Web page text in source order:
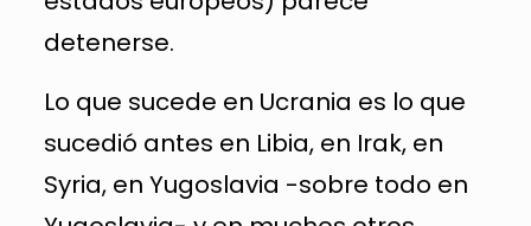
detenerse.
Lo que sucede en Ucrania es lo que
sucedió antes en Libia, en Irak, en
Syria, en Yugoslavia -sobre todo en